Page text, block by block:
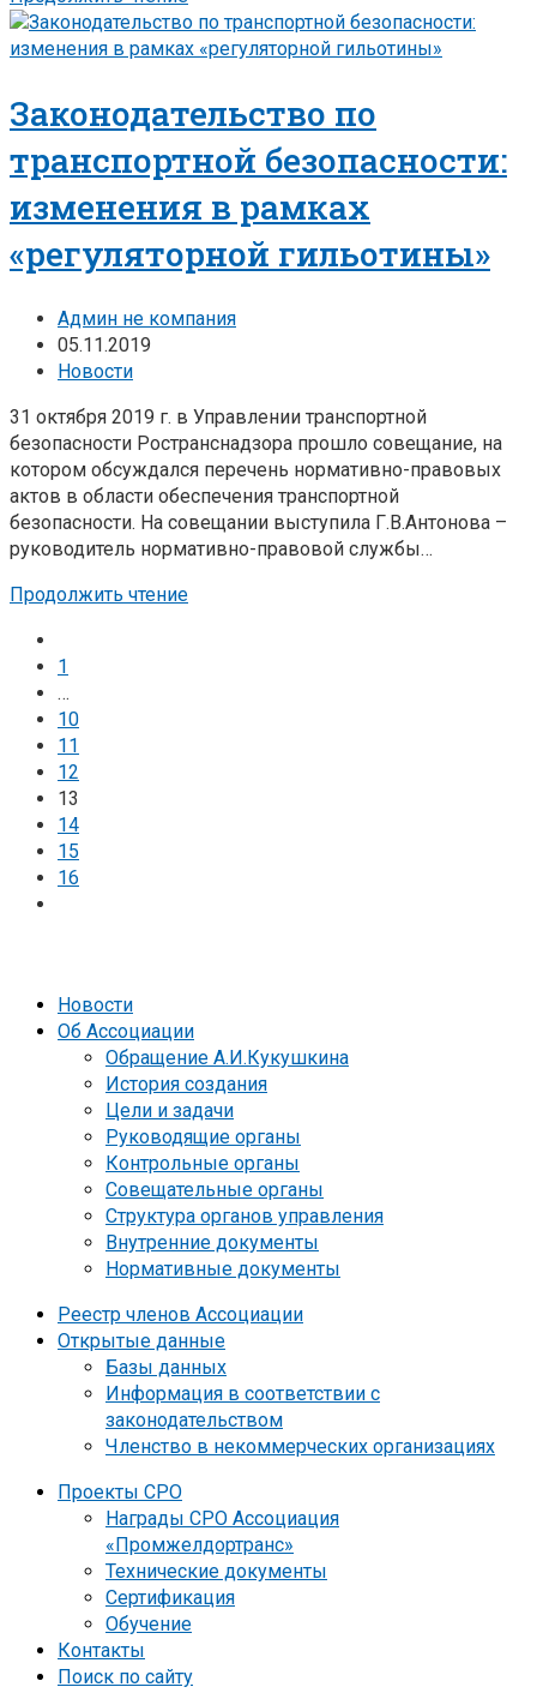
Законодательство по
транспортной безопасности:
изменения в рамках
«регуляторной гильотины»
Админ не компания
05.11.2019
Новости
31 октября 2019 г. в Управлении транспортной
безопасности Ространснадзора прошло совещание, на
котором обсуждался перечень нормативно-правовых
актов в области обеспечения транспортной
безопасности. На совещании выступила Г.В.Антонова –
руководитель нормативно-правовой службы…
Продолжить чтение
1
…
10
11
12
13
14
15
16
Новости
Об Ассоциации
Обращение А.И.Кукушкина
История создания
Цели и задачи
Руководящие органы
Контрольные органы
Совещательные органы
Структура органов управления
Внутренние документы
Нормативные документы
Реестр членов Ассоциации
Открытые данные
Базы данных
Информация в соответствии с
законодательством
Членство в некоммерческих организациях
Проекты СРО
Награды СРО Ассоциация
«Промжелдортранс»
Технические документы
Сертификация
Обучение
Контакты
Поиск по сайту